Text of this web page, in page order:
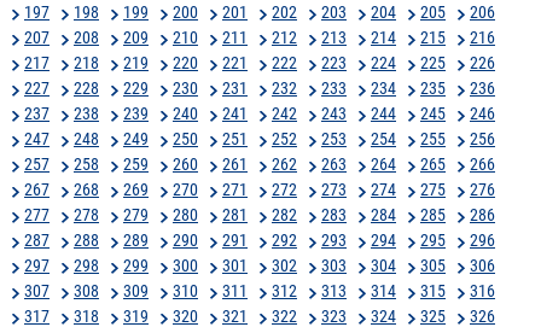
197
198 199 200 201 202 203 204 205
206
207
208 209 210 211 212 213 214 215
216
217
218 219 220 221 222 223 224 225
226
227
228 229 230 231 232 233 234 235
236
237
238 239 240 241 242 243 244 245
246
247
248 249 250 251 252 253 254 255
256
257
258 259 260 261 262 263 264 265
266
267
268 269 270 271 272 273 274 275
276
277
278 279 280 281 282 283 284 285
286
287
288 289 290 291 292 293 294 295
296
297
298 299 300 301 302 303 304 305
306
307
308 309 310 311 312 313 314 315
316
317
318 319 320 321 322 323 324 325
326